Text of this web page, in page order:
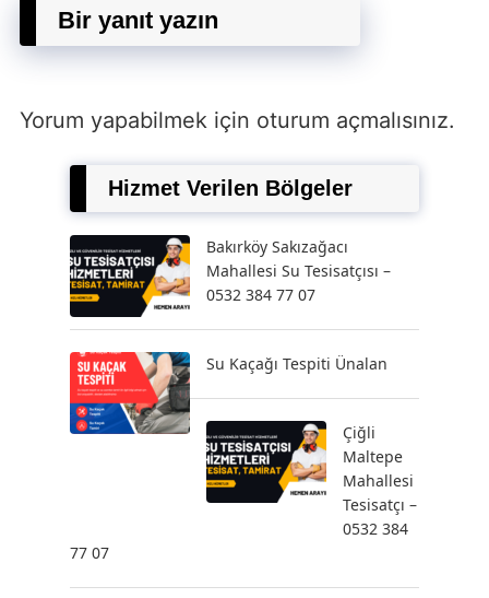
Bir yanıt yazın
Yorum yapabilmek için oturum açmalısınız.
Hizmet Verilen Bölgeler
Bakırköy Sakızağacı
Mahallesi Su Tesisatçısı –
0532 384 77 07
Su Kaçağı Tespiti Ünalan
Çiğli
Maltepe
Mahallesi
Tesisatçı –
0532 384
77 07